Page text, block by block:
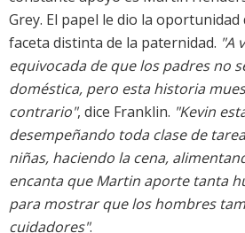
Grey. El papel le dio la
faceta distinta de la paternidad. "A
equivocada de que los padres no
doméstica, pero esta historia
contrario", dice Franklin. "Kevin
desempeñando toda clase de
niñas, haciendo la cena,
encanta que Martin aporte tanta
para mostrar que los hombres
cuidadores".